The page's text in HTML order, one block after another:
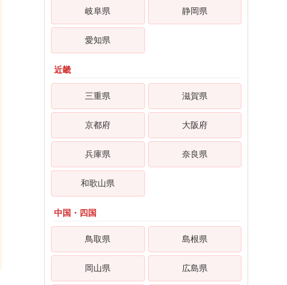
岐阜県 静岡県
愛知県
近畿
三重県 滋賀県
京都府 大阪府
兵庫県 奈良県
和歌山県
中国・四国
鳥取県 島根県
岡山県 広島県